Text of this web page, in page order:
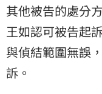
其他被告的處分
王如認可被告起
與偵結範圍無誤
訴。